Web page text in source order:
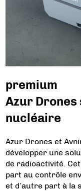
premium
Azur Drones
nucléaire
Azur Drones et
développer une
de radioactivité.
part au contrôle
et d’autre part à la